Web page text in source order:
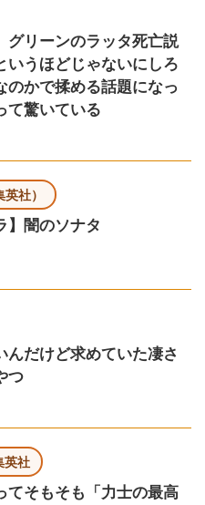
グリーンのラッタ死亡説
いうほどじゃないにしろ
のかで揉める話題になっ
て驚いている
社）
】闇のソナタ
んだけど求めていた凄さ
つ
英社
てそもそも「力士の最高